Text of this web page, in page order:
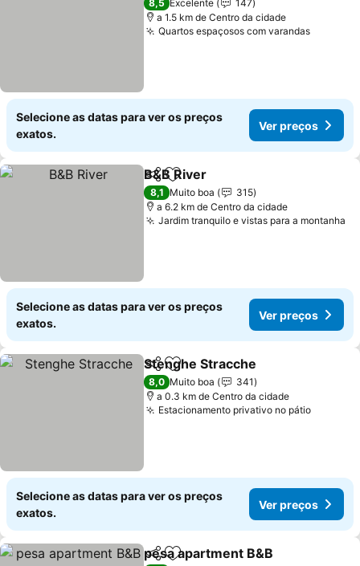
8,5 Excelente
147
a 1.5 km de Centro da cidade
Quartos espaçosos com varandasVer
Selecione as datas para ver os preços
exatos.
Ver preços
PartilharAdicionar aos favoritos
B&B River
8,1 Muito boa
315
a 6.2 km de Centro da cidade
Jardim tranquilo e vistas para a montanha
Selecione as datas para ver os preços
exatos.
Ver preços
PartilharAdicionar aos favoritos
Stenghe Stracche
8,0 Muito boa
341
a 0.3 km de Centro da cidade
Estacionamento privativo no pátioVer
Selecione as datas para ver os preços
exatos.
Ver preços
PartilharAdicionar aos favoritos
pesa apartment B&B